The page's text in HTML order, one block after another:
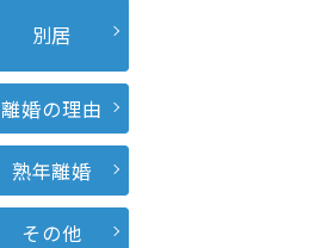
別居
離婚の理由
熟年離婚
その他